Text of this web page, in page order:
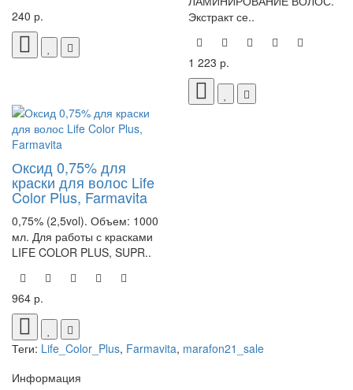
240 р.
Экстракт се..
1 223 р.
Оксид 0,75% для
краски для волос Life
Color Plus, Farmavita
0,75% (2,5vol). Объем: 1000
мл. Для работы с красками
LIFE COLOR PLUS, SUPR..
964 р.
Теги: Life_Color_Plus, Farmavita, marafon21_sale
Информация